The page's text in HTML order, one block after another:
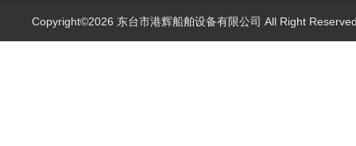
Copyright©2026 东台市港辉船舶设备有限公司 All Right